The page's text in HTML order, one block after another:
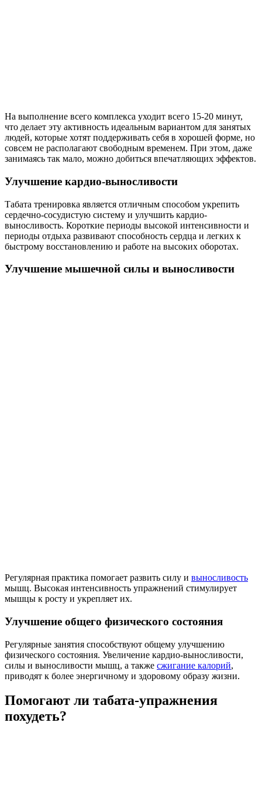
На выполнение всего комплекса уходит всего 15-20 минут,
что делает эту активность идеальным вариантом для занятых
людей, которые хотят поддерживать себя в хорошей форме, но
совсем не располагают свободным временем. При этом, даже
занимаясь так мало, можно добиться впечатляющих эффектов.
Улучшение кардио-выносливости
Табата тренировка является отличным способом укрепить
сердечно-сосудистую систему и улучшить кардио-
выносливость. Короткие периоды высокой интенсивности и
периоды отдыха развивают способность сердца и легких к
быстрому восстановлению и работе на высоких оборотах.
Улучшение мышечной силы и выносливости
Регулярная практика помогает развить силу и выносливость
мышц. Высокая интенсивность упражнений стимулирует
мышцы к росту и укрепляет их.
Улучшение общего физического состояния
Регулярные занятия способствуют общему улучшению
физического состояния. Увеличение кардио-выносливости,
силы и выносливости мышц, а также сжигание калорий,
приводят к более энергичному и здоровому образу жизни.
Помогают ли табата-упражнения
похудеть?